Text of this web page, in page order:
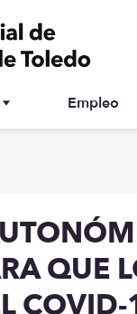
Empleo
QUE